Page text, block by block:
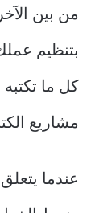
من بين
بتنظيم
كل ما
مشاريع
عندما